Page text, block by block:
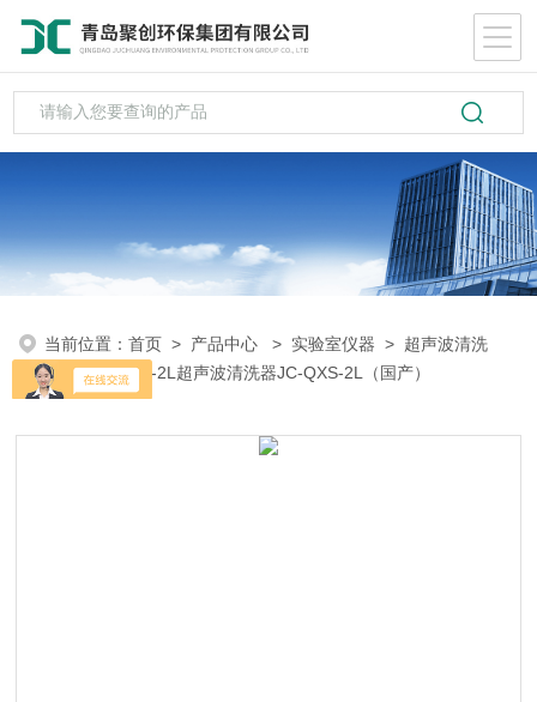
当前位置：首页 > 产品中心 > 实验室仪器 > 超声波清洗
器
> JC-QXS-2L超声波清洗器JC-QXS-2L（国产）